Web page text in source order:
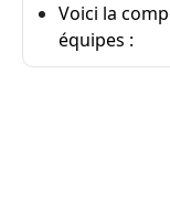
Voici la
équipes :